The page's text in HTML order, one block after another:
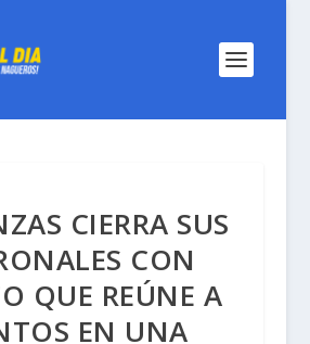
CIERRA SUS
CON
QUE REÚNE A
EN UNA